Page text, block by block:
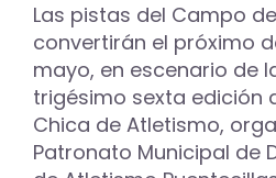
Chica
de
Atletismo
con
más
de
400
atletas
Las pistas del Campo
convertirán el próximo
mayo, en escenario de
trigésimo sexta edición
Chica de Atletismo,
Patronato Municipal de